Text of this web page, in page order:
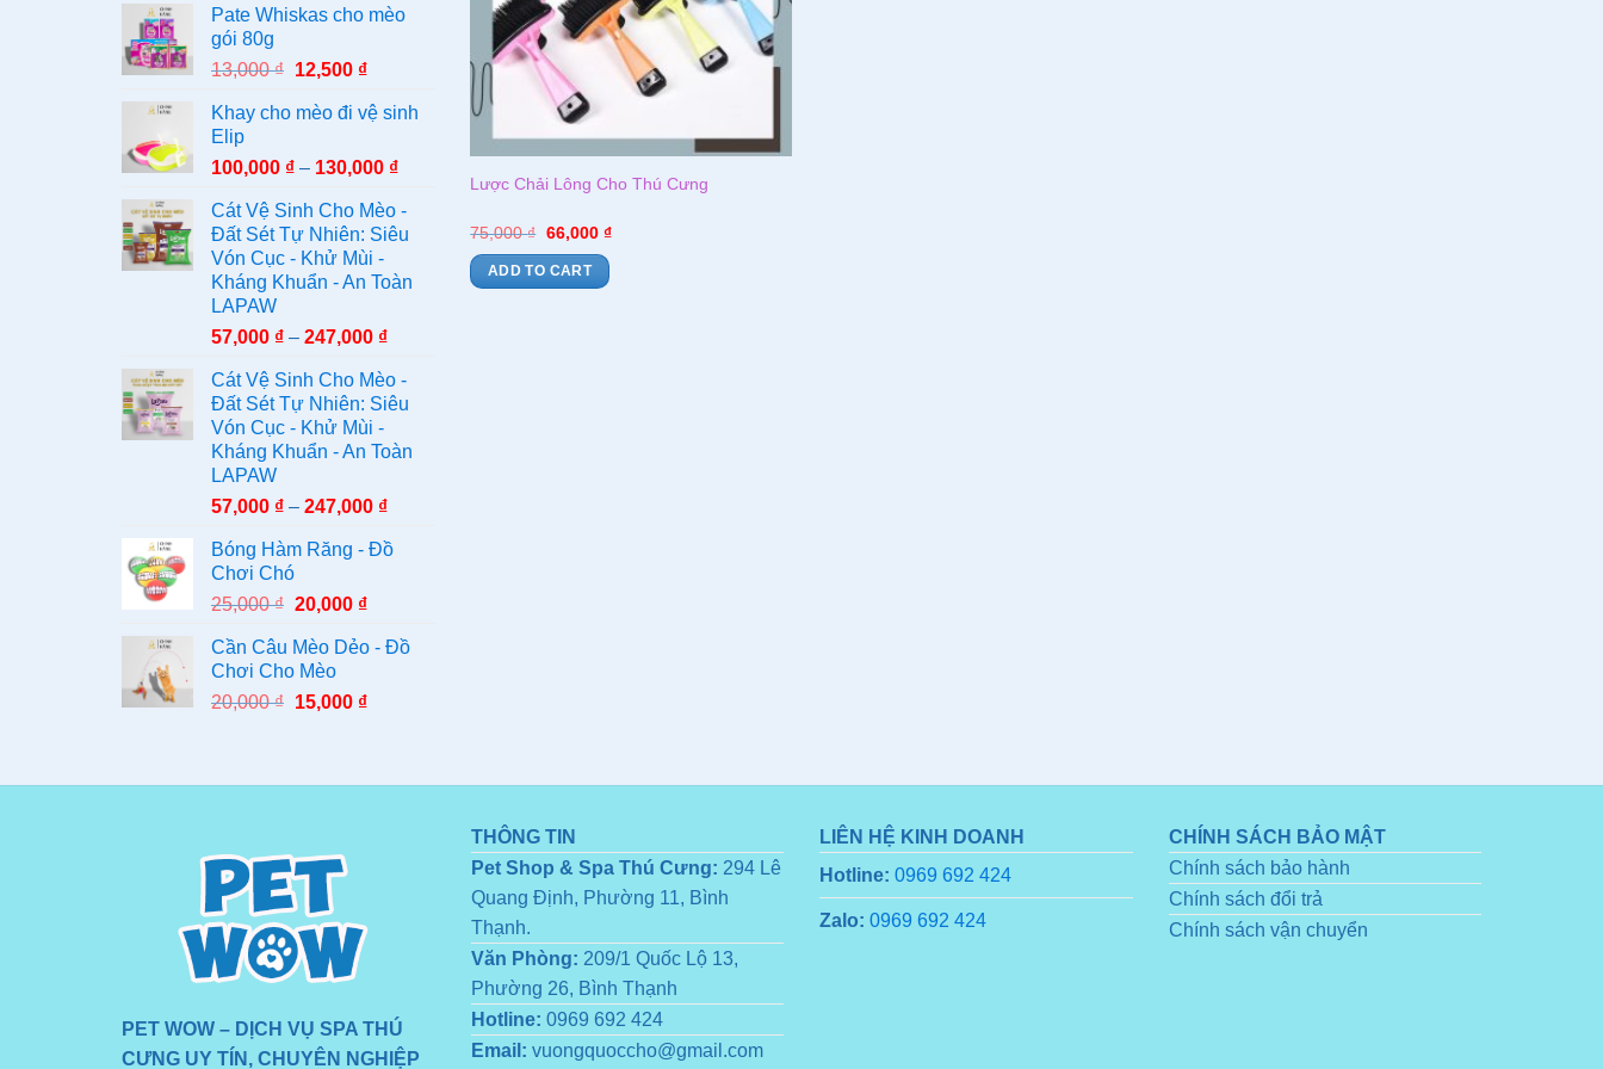
Pate Whiskas cho mèo
gói 80g
13,000₫ 12,500 ₫
Khay cho mèo đi vệ sinh
Elip
100,000 ₫ – 130,000 ₫
Cát Vệ Sinh Cho Mèo -
Đất Sét Tự Nhiên: Siêu
Vón Cục - Khử Mùi -
Kháng Khuẩn - An Toàn
LAPAW
57,000 ₫ – 247,000 ₫
Cát Vệ Sinh Cho Mèo -
Đất Sét Tự Nhiên: Siêu
Vón Cục - Khử Mùi -
Kháng Khuẩn - An Toàn
LAPAW
57,000 ₫ – 247,000 ₫
Bóng Hàm Răng - Đồ
Chơi Chó
25,000₫ 20,000 ₫
Cần Câu Mèo Dẻo - Đồ
Chơi Cho Mèo
20,000₫ 15,000 ₫
Lược Chải Lông Cho Thú Cưng
75,000₫ 66,000 ₫
ADD TO CART
PET WOW – DỊCH VỤ SPA THÚ
CƯNG UY TÍN, CHUYÊN NGHIỆP
THÔNG TIN
Pet Shop & Spa Thú Cưng: 294 Lê
Quang Định, Phường 11, Bình
Thạnh.
Văn Phòng: 209/1 Quốc Lộ 13,
Phường 26, Bình Thạnh
Hotline: 0969 692 424
Email: vuongquoccho@gmail.com
LIÊN HỆ KINH DOANH
Hotline: 0969 692 424
Zalo: 0969 692 424
CHÍNH SÁCH BẢO MẬT
Chính sách bảo hành
Chính sách đổi trả
Chính sách vận chuyển